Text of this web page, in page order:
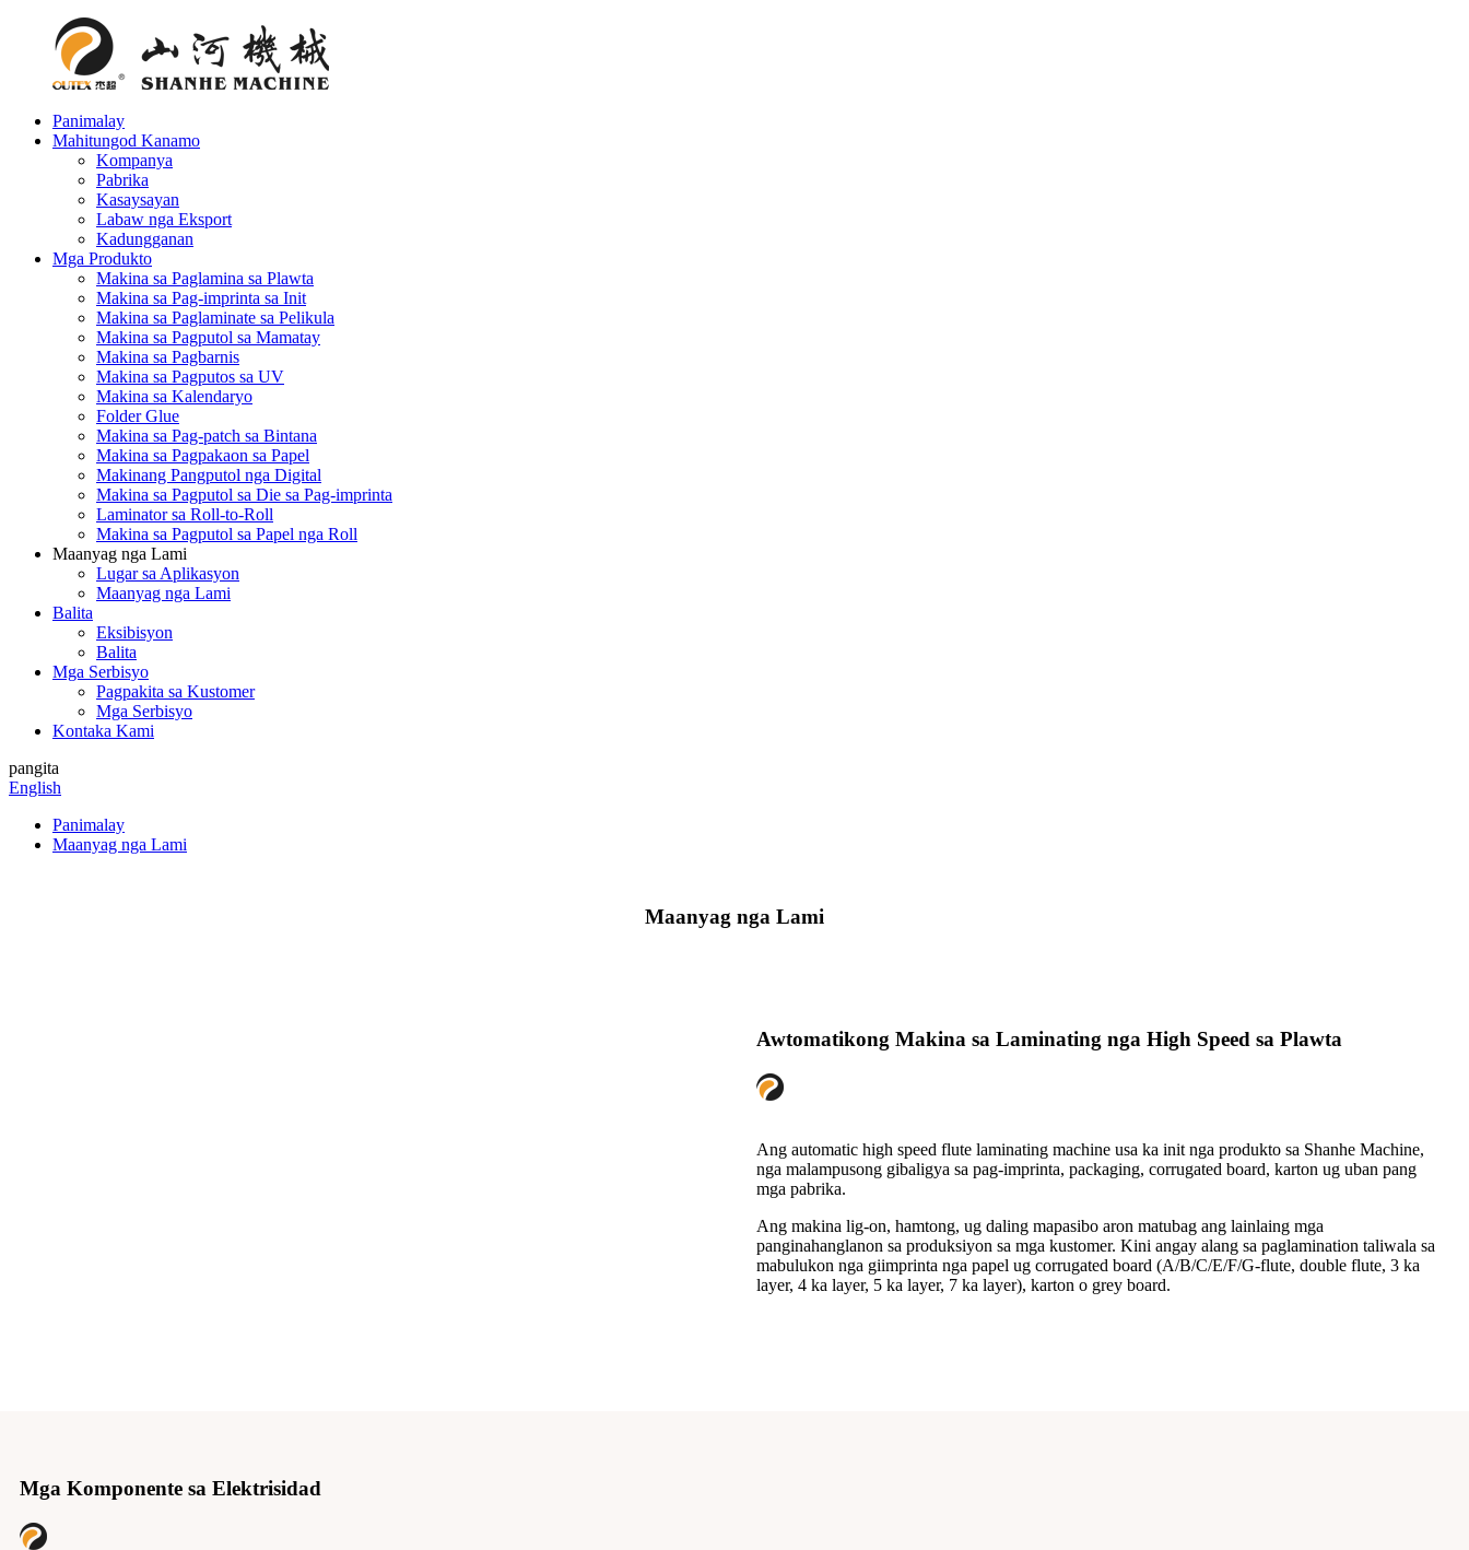
Panimalay
Mahitungod Kanamo
Kompanya
Pabrika
Kasaysayan
Labaw nga Eksport
Kadungganan
Mga Produkto
Makina sa Paglamina sa Plawta
Makina sa Pag-imprinta sa Init
Makina sa Paglaminate sa Pelikula
Makina sa Pagputol sa Mamatay
Makina sa Pagbarnis
Makina sa Pagputos sa UV
Makina sa Kalendaryo
Folder Glue
Makina sa Pag-patch sa Bintana
Makina sa Pagpakaon sa Papel
Makinang Pangputol nga Digital
Makina sa Pagputol sa Die sa Pag-imprinta
Laminator sa Roll-to-Roll
Makina sa Pagputol sa Papel nga Roll
Maanyag nga Lami
Lugar sa Aplikasyon
Maanyag nga Lami
Balita
Eksibisyon
Balita
Mga Serbisyo
Pagpakita sa Kustomer
Mga Serbisyo
Kontaka Kami
pangita
English
Panimalay
Maanyag nga Lami
Maanyag nga Lami
Awtomatikong Makina sa Laminating nga High Speed ​​sa Plawta
Ang automatic high speed flute laminating machine usa ka init nga produkto sa Shanhe Machine,
nga malampusong gibaligya sa pag-imprinta, packaging, corrugated board, karton ug uban pang
mga pabrika.
Ang makina lig-on, hamtong, ug daling mapasibo aron matubag ang lainlaing mga
panginahanglanon sa produksiyon sa mga kustomer. Kini angay alang sa paglamination taliwala sa
mabulukon nga giimprinta nga papel ug corrugated board (A/B/C/E/F/G-flute, double flute, 3 ka
layer, 4 ka layer, 5 ka layer, 7 ka layer), karton o grey board.
Mga Komponente sa Elektrisidad